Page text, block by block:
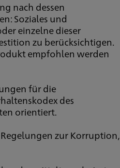
nach dessen
Soziales und
einzelne dieser
zu berücksichtigen.
empfohlen werden
für die
des
orientiert.
zur Korruption,